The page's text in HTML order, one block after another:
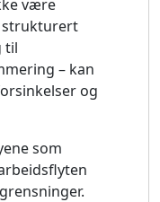
være
strukturert
til
– kan
og
som